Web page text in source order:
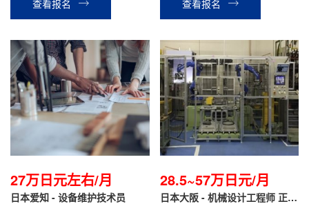
查看报名
查看报名
27万日元左右/月
日本爱知 - 设备维护技术员
28.5~57万日元/月
日本大阪 - 机械设计工程师 正社